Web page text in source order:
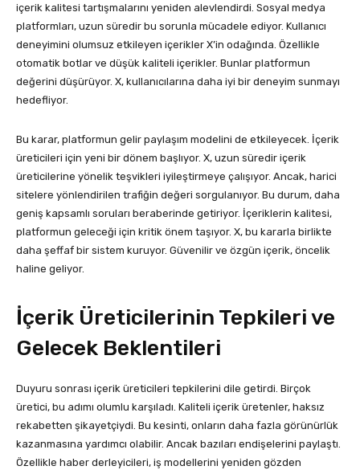
içerik kalitesi tartışmalarını yeniden alevlendirdi. Sosyal medya
platformları, uzun süredir bu sorunla mücadele ediyor. Kullanıcı
deneyimini olumsuz etkileyen içerikler X’in odağında. Özellikle
otomatik botlar ve düşük kaliteli içerikler. Bunlar platformun
değerini düşürüyor. X, kullanıcılarına daha iyi bir deneyim sunmayı
hedefliyor.
Bu karar, platformun gelir paylaşım modelini de etkileyecek. İçerik
üreticileri için yeni bir dönem başlıyor. X, uzun süredir içerik
üreticilerine yönelik teşvikleri iyileştirmeye çalışıyor. Ancak, harici
sitelere yönlendirilen trafiğin değeri sorgulanıyor. Bu durum, daha
geniş kapsamlı soruları beraberinde getiriyor. İçeriklerin kalitesi,
platformun geleceği için kritik önem taşıyor. X, bu kararla birlikte
daha şeffaf bir sistem kuruyor. Güvenilir ve özgün içerik, öncelik
haline geliyor.
İçerik Üreticilerinin Tepkileri ve
Gelecek Beklentileri
Duyuru sonrası içerik üreticileri tepkilerini dile getirdi. Birçok
üretici, bu adımı olumlu karşıladı. Kaliteli içerik üretenler, haksız
rekabetten şikayetçiydi. Bu kesinti, onların daha fazla görünürlük
kazanmasına yardımcı olabilir. Ancak bazıları endişelerini paylaştı.
Özellikle haber derleyicileri, iş modellerini yeniden gözden